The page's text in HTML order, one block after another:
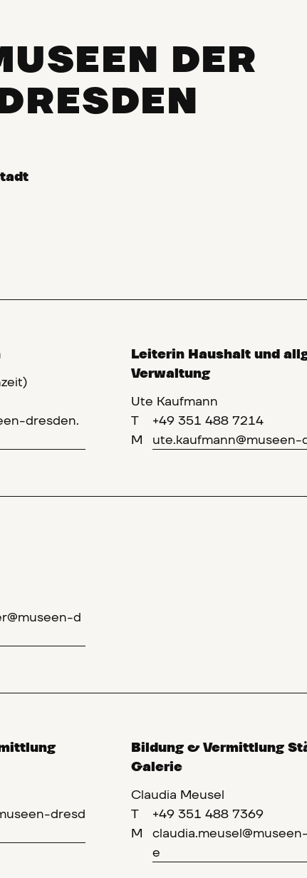
DER
dresden.
Leiterin Haushalt und
Verwaltung
Ute Kaufmann
T
+49 351 488 7214
M
ute.kaufmann@museen-
d
dresd
Bildung & Vermittlung
Galerie
Claudia Meusel
T
+49 351 488 7369
M
e